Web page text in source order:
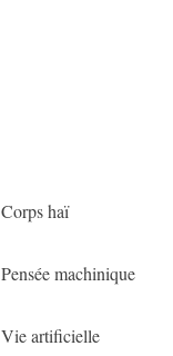
Corps haï
Pensée machinique
Vie artificielle